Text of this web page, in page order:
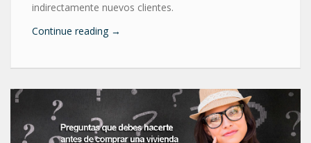
indirectamente nuevos clientes.
Continue reading →